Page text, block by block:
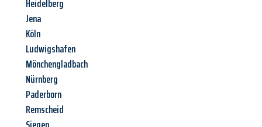
Heidelberg
Jena
Köln
Ludwigshafen
Mönchengladbach
Nürnberg
Paderborn
Remscheid